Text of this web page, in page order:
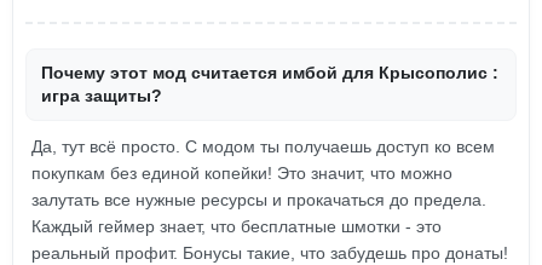
Почему этот мод считается имбой для Крысополис :
игра защиты?
Да, тут всё просто. С модом ты получаешь доступ ко всем
покупкам без единой копейки! Это значит, что можно
залутать все нужные ресурсы и прокачаться до предела.
Каждый геймер знает, что бесплатные шмотки - это
реальный профит. Бонусы такие, что забудешь про донаты!